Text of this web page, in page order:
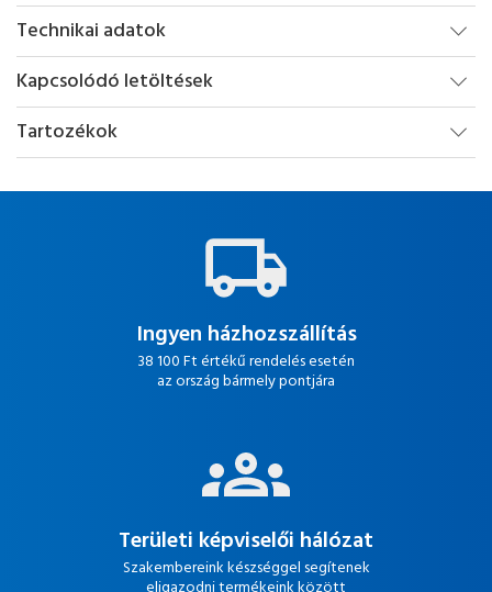
Technikai adatok
Kapcsolódó letöltések
Tartozékok
Ingyen házhozszállítás
38 100 Ft értékű rendelés esetén
az ország bármely pontjára
Területi képviselői hálózat
Szakembereink készséggel segítenek